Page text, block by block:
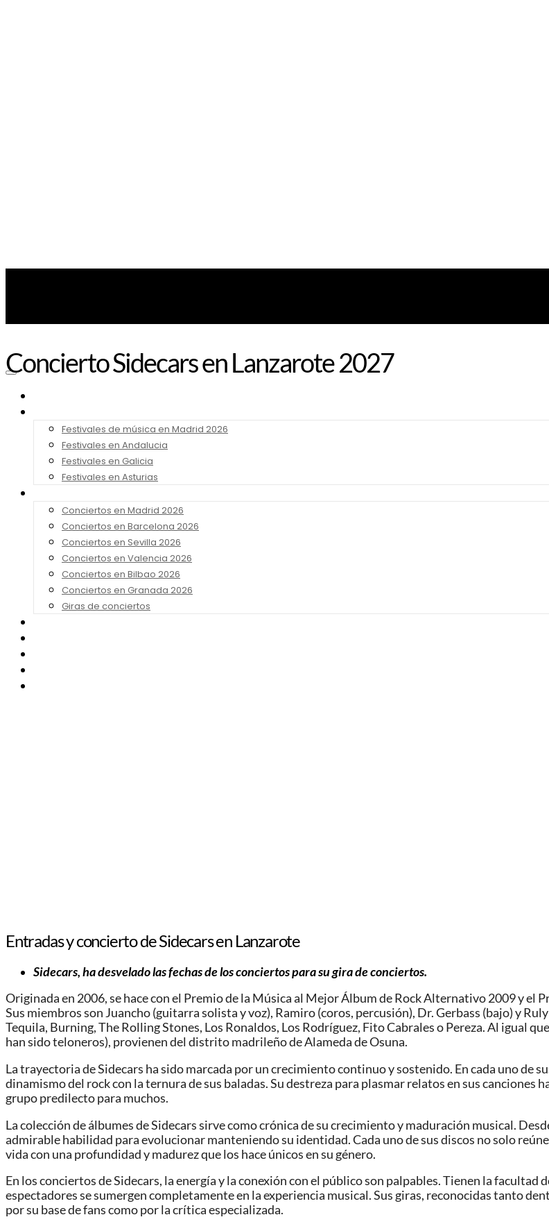
Festivales de música en Madrid 2026
Festivales en Andalucia
Festivales en Galicia
Festivales en Asturias
Conciertos en Madrid 2026
Conciertos en Barcelona 2026
Conciertos en Sevilla 2026
Conciertos en Valencia 2026
Conciertos en Bilbao 2026
Conciertos en Granada 2026
Giras de conciertos
Concierto Sidecars en Lanzarote 2027
Entradas y concierto de Sidecars en Lanzarote
Sidecars, ha desvelado las fechas de los conciertos para su gira de conciertos.
Originada en 2006, se hace con el Premio de la Música al Mejor Álbum de Rock Alternativo 2009 y el
Sus miembros son Juancho (guitarra solista y voz), Ramiro (coros, percusión), Dr. Gerbass (bajo) y
Tequila, Burning, The Rolling Stones, Los Ronaldos, Los Rodríguez, Fito Cabrales o Pereza. Al igual
han sido teloneros), provienen del distrito madrileño de Alameda de Osuna.
La trayectoria de Sidecars ha sido marcada por un crecimiento continuo y sostenido. En cada uno de
dinamismo del rock con la ternura de sus baladas. Su destreza para plasmar relatos en sus canciones
grupo predilecto para muchos.
La colección de álbumes de Sidecars sirve como crónica de su crecimiento y maduración musical.
admirable habilidad para evolucionar manteniendo su identidad. Cada uno de sus discos no solo
vida con una profundidad y madurez que los hace únicos en su género.
En los conciertos de Sidecars, la energía y la conexión con el público son palpables. Tienen la facultad
espectadores se sumergen completamente en la experiencia musical. Sus giras, reconocidas tanto
por su base de fans como por la crítica especializada.